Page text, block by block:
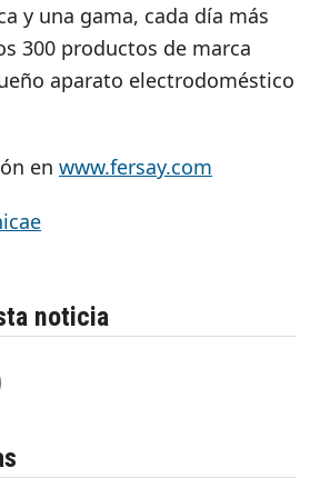
y una gama, cada día más
300 productos de marca
aparato electrodoméstico
en www.fersay.com
noticia